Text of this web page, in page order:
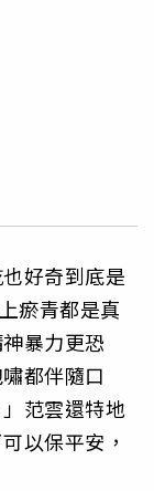
好奇到底是
瘀青都是真
暴力更恐
都伴隨口
范雲還特地
以保平安，